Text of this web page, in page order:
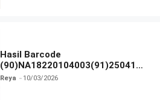
Hasil Barcode
(90)NA18220104003(91)250418
dan Izin BPOM
Reya 10/03/2026